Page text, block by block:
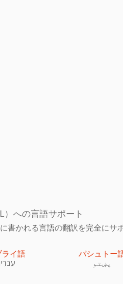
）への言語サポート
かれる言語の翻訳を完全にサ
イ語
パシュトー
پښتو